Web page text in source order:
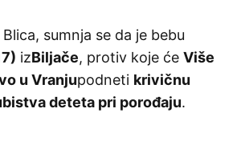
sumnja se da je bebu
izBiljače, protiv koje će Više
u Vranjupodneti krivičnu
deteta pri porođaju.